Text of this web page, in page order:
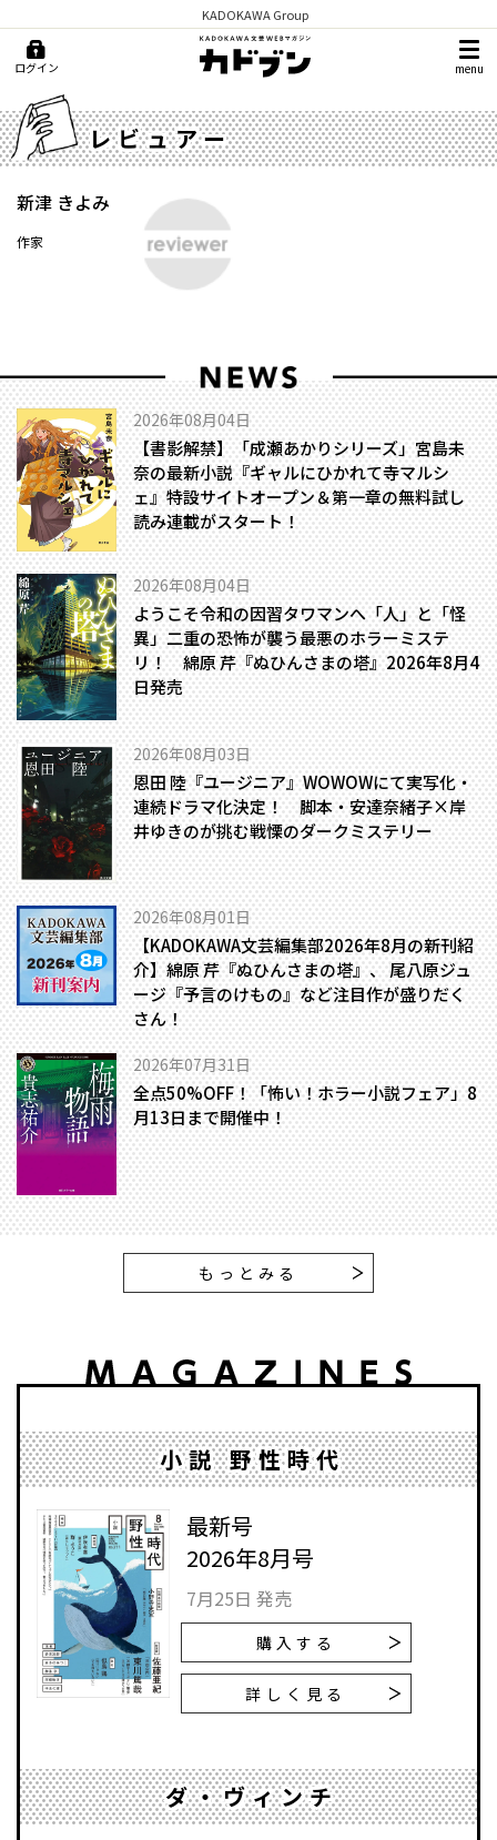
KADOKAWA Group
ログイン menu
レビュアー
新津 きよみ
作家
2026年08月04日
【書影解禁】「成瀬あかりシリーズ」宮島未
奈の最新小説『ギャルにひかれて寺マルシ
ェ』特設サイトオープン＆第一章の無料試し
読み連載がスタート！
2026年08月04日
ようこそ令和の因習タワマンへ――「人」と「怪
異」二重の恐怖が襲う最悪のホラーミステ
リ！ 綿原 芹『ぬひんさまの塔』2026年8月4
日発売
2026年08月03日
恩田 陸『ユージニア』WOWOWにて実写化・
連続ドラマ化決定！ 脚本・安達奈緒子×岸
井ゆきのが挑む戦慄のダークミステリー
2026年08月01日
【KADOKAWA文芸編集部2026年8月の新刊紹
介】綿原 芹『ぬひんさまの塔』、 尾八原ジュ
ージ『予言のけもの』など注目作が盛りだく
さん！
2026年07月31日
全点50%OFF！「怖い！ホラー小説フェア」8
月13日まで開催中！
もっとみる
小説 野性時代
最新号
2026年8月号
7月25日 発売
購入する
詳しく見る
ダ・ヴィンチ